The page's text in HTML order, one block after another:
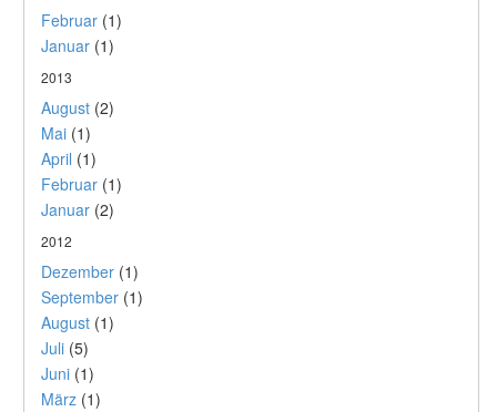
Februar (1)
Januar (1)
2013
August (2)
Mai (1)
April (1)
Februar (1)
Januar (2)
2012
Dezember (1)
September (1)
August (1)
Juli (5)
Juni (1)
März (1)